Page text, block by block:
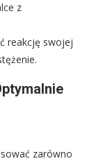
z
reakcję swojej
zarówno